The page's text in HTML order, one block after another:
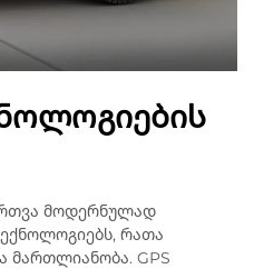
მოდერნულად
რათა
მართლიანობა. GPS